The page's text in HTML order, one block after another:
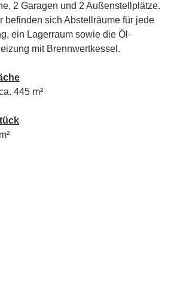
2 Garagen und 2 Außenstellplätze.
befinden sich Abstellräume für jede
ein Lagerraum sowie die Öl-
mit Brennwertkessel.
445 m²